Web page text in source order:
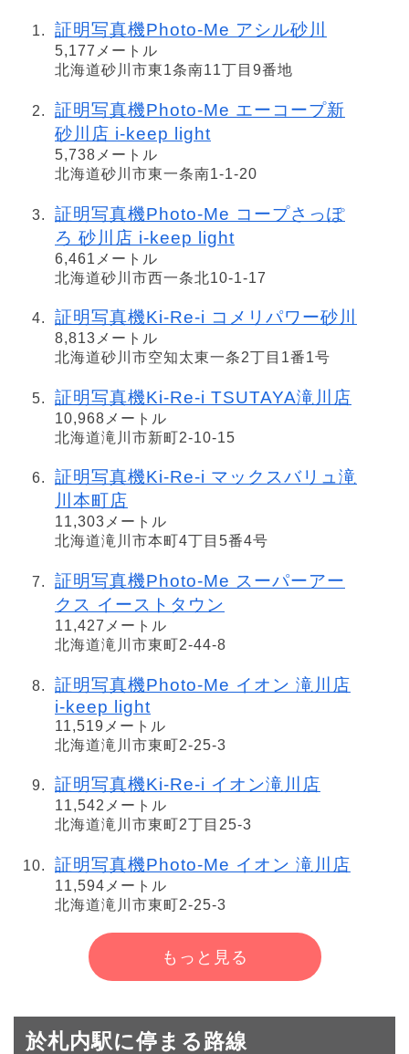
証明写真機Photo-Me アシル砂川
5,177メートル
北海道砂川市東1条南11丁目9番地
証明写真機Photo-Me エーコープ新
砂川店 i-keep light
5,738メートル
北海道砂川市東一条南1-1-20
証明写真機Photo-Me コープさっぽ
ろ 砂川店 i-keep light
6,461メートル
北海道砂川市西一条北10-1-17
証明写真機Ki-Re-i コメリパワー砂川
8,813メートル
北海道砂川市空知太東一条2丁目1番1号
証明写真機Ki-Re-i TSUTAYA滝川店
10,968メートル
北海道滝川市新町2-10-15
証明写真機Ki-Re-i マックスバリュ滝
川本町店
11,303メートル
北海道滝川市本町4丁目5番4号
証明写真機Photo-Me スーパーアー
クス イーストタウン
11,427メートル
北海道滝川市東町2-44-8
証明写真機Photo-Me イオン 滝川店
i-keep light
11,519メートル
北海道滝川市東町2-25-3
証明写真機Ki-Re-i イオン滝川店
11,542メートル
北海道滝川市東町2丁目25-3
証明写真機Photo-Me イオン 滝川店
11,594メートル
北海道滝川市東町2-25-3
もっと見る
於札内駅に停まる路線